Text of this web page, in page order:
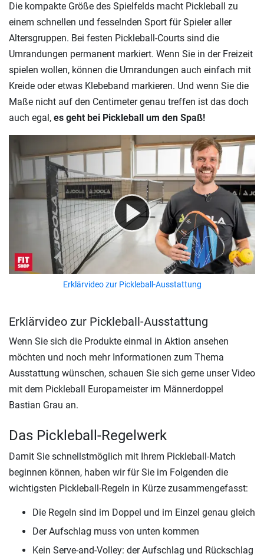
Die kompakte Größe des Spielfelds macht Pickleball zu
einem schnellen und fesselnden Sport für Spieler aller
Altersgruppen. Bei festen Pickleball-Courts sind die
Umrandungen permanent markiert. Wenn Sie in der Freizeit
spielen wollen, können die Umrandungen auch einfach mit
Kreide oder etwas Klebeband markieren. Und wenn Sie die
Maße nicht auf den Centimeter genau treffen ist das doch
auch egal, es geht bei Pickleball um den Spaß!
Erklärvideo zur Pickleball-Ausstattung
Erklärvideo zur Pickleball-Ausstattung
Wenn Sie sich die Produkte einmal in Aktion ansehen
möchten und noch mehr Informationen zum Thema
Ausstattung wünschen, schauen Sie sich gerne unser Video
mit dem Pickleball Europameister im Männerdoppel
Bastian Grau an.
Das Pickleball-Regelwerk
Damit Sie schnellstmöglich mit Ihrem Pickleball-Match
beginnen können, haben wir für Sie im Folgenden die
wichtigsten Pickleball-Regeln in Kürze zusammengefasst:
Die Regeln sind im Doppel und im Einzel genau gleich
Der Aufschlag muss von unten kommen
Kein Serve-and-Volley: der Aufschlag und Rückschlag